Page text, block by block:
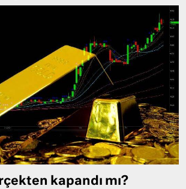
kapandı mı?